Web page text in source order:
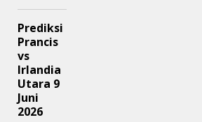
Prediksi
Prancis
vs
Irlandia
Utara 9
Juni
2026